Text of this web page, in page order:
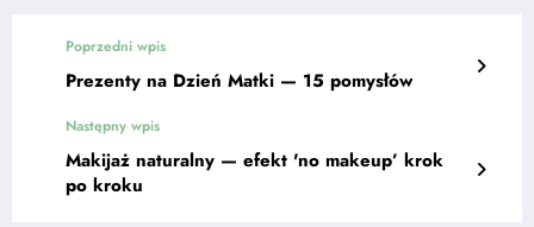
Poprzedni wpis
Prezenty na Dzień Matki — 15 pomysłów
Następny wpis
Makijaż naturalny — efekt 'no makeup’ krok
po kroku